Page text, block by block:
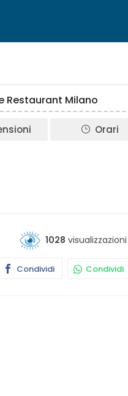
Restaurant Milano
Orari
1028
Condividi Condividi